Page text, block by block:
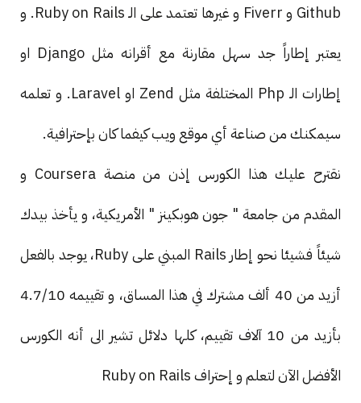
Github و Fiverr و غيرها تعتمد على الـ Ruby on Rails. و
يعتبر إطاراً جد سهل مقارنة مع أقرانه مثل Django او
إطارات الـ Php المختلفة مثل Zend او Laravel. و تعلمه
سيمكنك من صناعة أي موقع ويب كيفما كان بإحترافية.
نقترح عليك هذا الكورس إذن من منصة Coursera و
المقدم من جامعة " جون هوبكينز " الأمريكية، و يأخذ بيدك
شيئاً فشيئا نحو إطار Rails المبني على Ruby، يوجد بالفعل
أزيد من 40 ألف مشترك في هذا المساق، و تقييمه 4.7/10
بأزيد من 10 آلاف تقييم، كلها دلائل تشير الى أنه الكورس
الأفضل الآن لتعلم و إحتراف Ruby on Rails